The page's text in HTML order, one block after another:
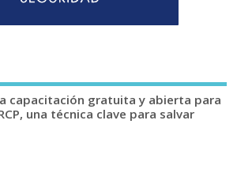
capacitación gratuita y abierta para
una técnica clave para salvar